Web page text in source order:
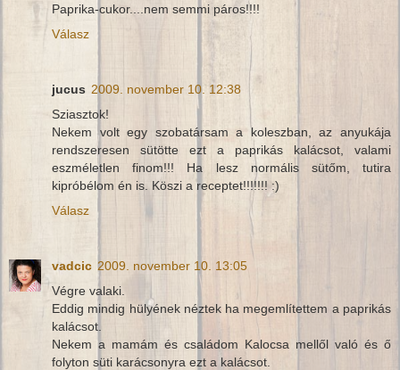
Paprika-cukor....nem semmi páros!!!!
Válasz
jucus 2009. november 10. 12:38
Sziasztok!
Nekem volt egy szobatársam a koleszban, az anyukája
rendszeresen sütötte ezt a paprikás kalácsot, valami
eszméletlen finom!!! Ha lesz normális sütőm, tutira
kipróbélom én is. Köszi a receptet!!!!!!! :)
Válasz
vadcic 2009. november 10. 13:05
Végre valaki.
Eddig mindig hülyének néztek ha megemlítettem a paprikás
kalácsot.
Nekem a mamám és családom Kalocsa mellől való és ő
folyton süti karácsonyra ezt a kalácsot.